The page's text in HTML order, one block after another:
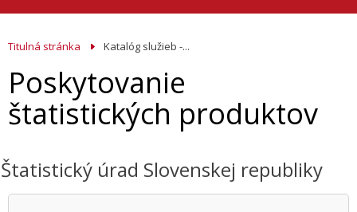
Titulná stránka Katalóg služieb -...
Poskytovanie
štatistických produktov
Štatistický úrad Slovenskej republiky